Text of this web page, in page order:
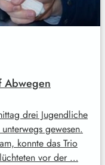
Abwegen
drei Jugendliche
gewesen.
konnte das Trio
vor der …